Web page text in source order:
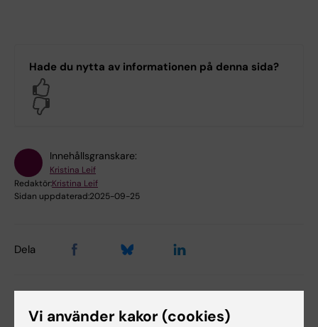
Hade du nytta av informationen på denna sida?
Innehållsgranskare:
Kristina Leif
Redaktör:Kristina Leif
Sidan uppdaterad:2025-09-25
Dela
Vi använder kakor (cookies)